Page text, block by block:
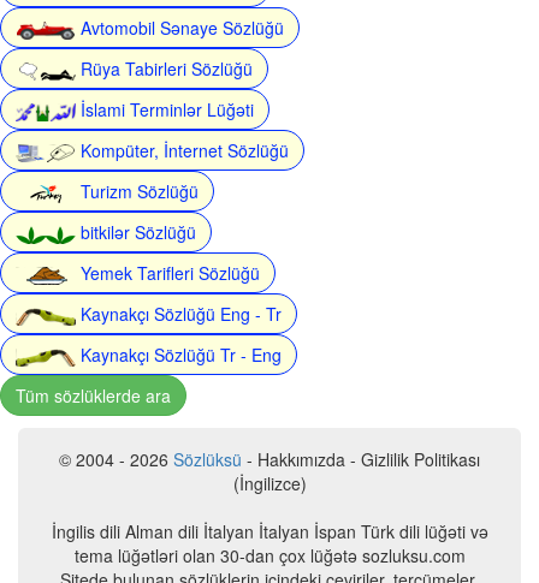
Avtomobil Sənaye Sözlüğü
Rüya Tabirleri Sözlüğü
İslami Terminlər Lüğəti
Kompüter, İnternet Sözlüğü
Turizm Sözlüğü
bitkilər Sözlüğü
Yemek Tarifleri Sözlüğü
Kaynakçı Sözlüğü Eng - Tr
Kaynakçı Sözlüğü Tr - Eng
Tüm sözlüklerde ara
© 2004 - 2026 Sözlüksü - Hakkımızda - Gizlilik Politikası
(İngilizce)
İngilis dili Alman dili İtalyan İtalyan İspan Türk dili lüğəti və
tema lüğətləri olan 30-dan çox lüğətə sozluksu.com